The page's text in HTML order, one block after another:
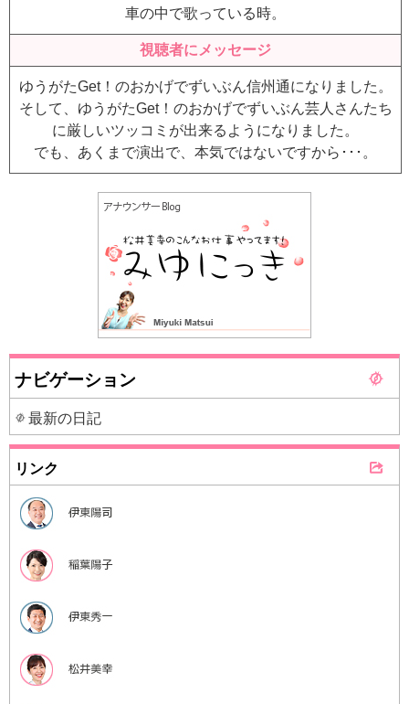
車の中で歌っている時。
視聴者にメッセージ
ゆうがたGet！のおかげでずいぶん信州通になりました。
そして、ゆうがたGet！のおかげでずいぶん芸人さんたち
に厳しいツッコミが出来るようになりました。
でも、あくまで演出で、本気ではないですから･･･。
ナビゲーション
最新の日記
リンク